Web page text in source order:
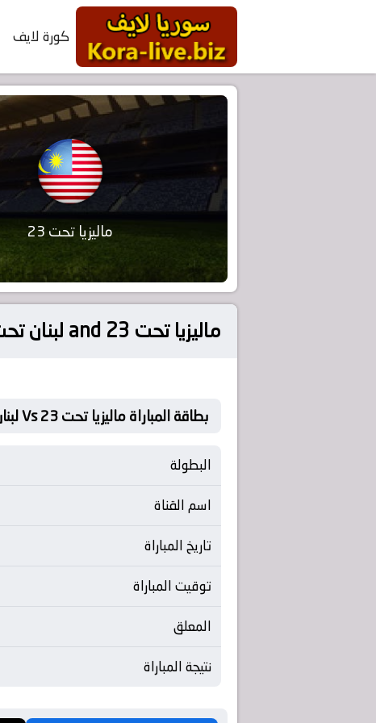
كورة لايف
ماليزيا تحت 23
ماليزيا تحت 23 and لبنان تحت 23 on 2025-09-03 in آسيا, كأس آسيا تحت 23 سنة – تصفيات
بطاقة المباراة ماليزيا تحت 23 Vs لبنان تحت 23
البطولة
اسم القناة
تاريخ المباراة
توقيت المباراة
المعلق
نتيجة المباراة